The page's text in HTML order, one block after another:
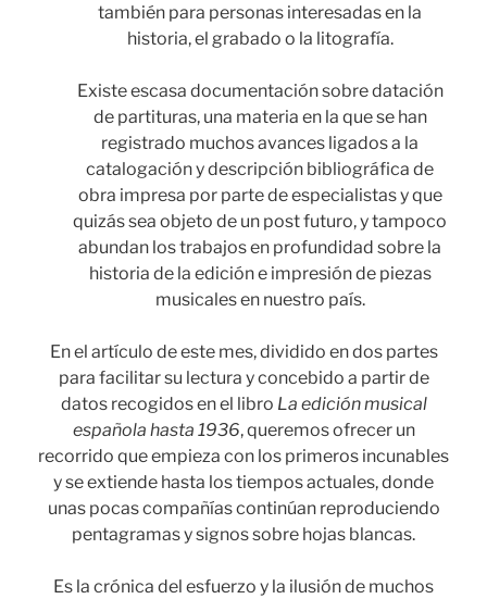
también para personas interesadas en la
historia, el grabado o la litografía.
Existe escasa documentación sobre datación
de partituras, una materia en la que se han
registrado muchos avances ligados a la
catalogación y descripción bibliográfica de
obra impresa por parte de especialistas y que
quizás sea objeto de un post futuro, y tampoco
abundan los trabajos en profundidad sobre la
historia de la edición e impresión de piezas
musicales en nuestro país.
En el artículo de este mes, dividido en dos partes
para facilitar su lectura y concebido a partir de
datos recogidos en el libro La edición musical
española hasta 1936, queremos ofrecer un
recorrido que empieza con los primeros incunables
y se extiende hasta los tiempos actuales, donde
unas pocas compañías continúan reproduciendo
pentagramas y signos sobre hojas blancas.
Es la crónica del esfuerzo y la ilusión de muchos